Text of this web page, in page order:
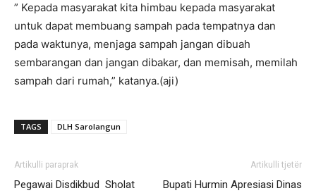
” Kepada masyarakat kita himbau kepada masyarakat
untuk dapat membuang sampah pada tempatnya dan
pada waktunya, menjaga sampah jangan dibuah
sembarangan dan jangan dibakar, dan memisah, memilah
sampah dari rumah,” katanya.(aji)
TAGS DLH Sarolangun
Artikulli paraprak
Pegawai Disdikbud Sholat
Artikulli tjetër
Bupati Hurmin Apresiasi Dinas